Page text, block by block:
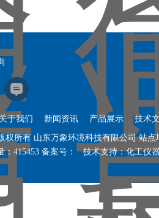
于我们 新闻资讯 产品展示 技术
权所有 山东万象环境科技有限公司站点
： 415453 备案号： 技术支持：化工仪